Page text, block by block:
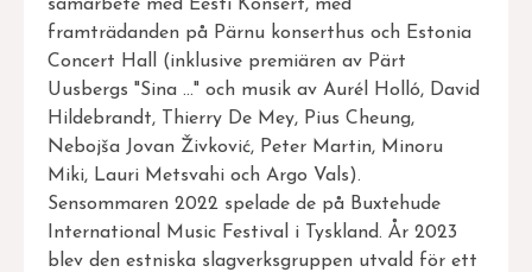
samarbete med Eesti Konsert, med
framträdanden på Pärnu konserthus och Estonia
Concert Hall (inklusive premiären av Pärt
Uusbergs "Sina ..." och musik av Aurél Holló, David
Hildebrandt, Thierry De Mey, Pius Cheung,
Nebojša Jovan Živković, Peter Martin, Minoru
Miki, Lauri Metsvahi och Argo Vals).
Sensommaren 2022 spelade de på Buxtehude
International Music Festival i Tyskland. År 2023
blev den estniska slagverksgruppen utvald för ett